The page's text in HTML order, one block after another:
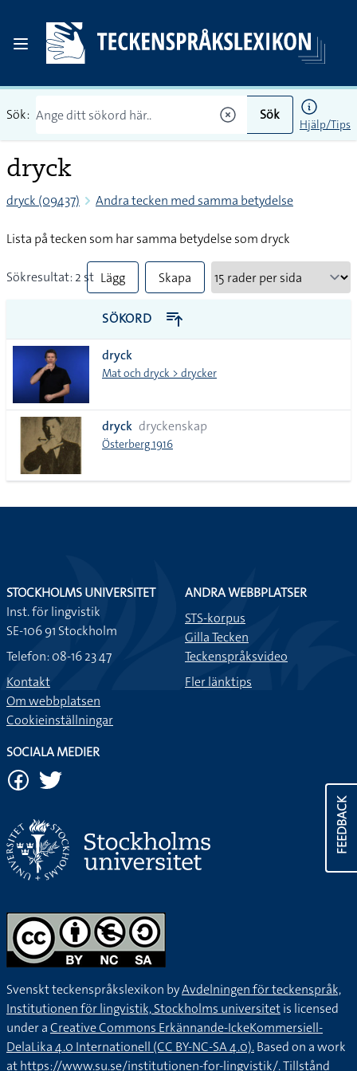
Sök: Sök
Hjälp/Tips
dryck
dryck (09437) Andra tecken med samma betydelse
Lista på tecken som har samma betydelse som dryck
Sökresultat: 2 st Lägg
till
alla i
lista
Skapa
PDF
SÖKORD
dryck
Mat och dryck > drycker
dryck dryckenskap
Österberg 1916
FEEDBACK
STOCKHOLMS UNIVERSITET
Inst. för lingvistik
SE-106 91 Stockholm
Telefon: 08-16 23 47
Kontakt
Om webbplatsen
Cookieinställningar
ANDRA WEBBPLATSER
STS-korpus
Gilla Tecken
Teckenspråksvideo
Fler länktips
SOCIALA MEDIER
Svenskt teckenspråkslexikon byAvdelningen för teckenspråk,
Institutionen för lingvistik, Stockholms universitetis licensed
under aCreative Commons Erkännande-IckeKommersiell-
DelaLika 4.0 Internationell (CC BY-NC-SA 4.0).Based on a work
athttps://www.su.se/institutionen-for-lingvistik/. Tillstånd